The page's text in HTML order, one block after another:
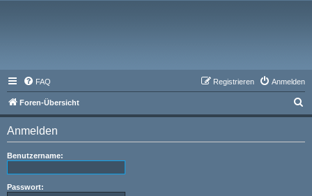
FAQ Anmelden
Registrieren
Foren-Übersicht
u
Anmelden
Benutzername:
Passwort: